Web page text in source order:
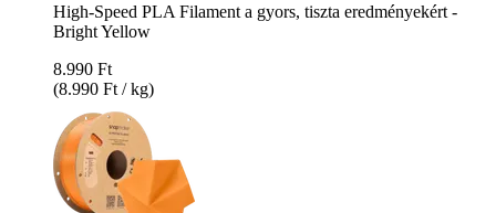
High-Speed PLA Filament a gyors, tiszta eredményekért -
Bright Yellow
8.990 Ft
(8.990 Ft / kg)